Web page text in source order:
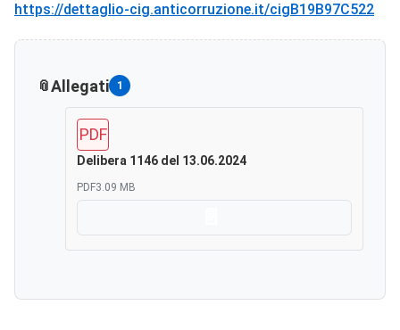
https://dettaglio-cig.anticorruzione.it/cigB19B97C522
Allegati 1
PDF
Delibera 1146 del 13.06.2024
PDF3.09 MB